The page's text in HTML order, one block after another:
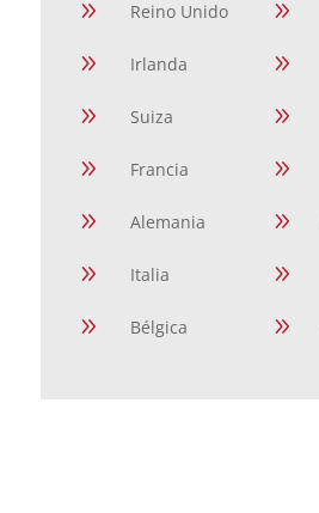
9 Reino Unido
9 Irlanda
9 Suiza
9 Francia
9 Alemania
9 Italia
9 Bélgica
9
9
9
9
9
9
9